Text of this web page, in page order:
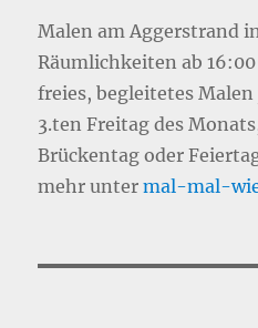
Malen am Aggerstrand
Räumlichkeiten ab 16:00
freies, begleitetes
3.ten Freitag des
Brückentag oder
mehr untermal-mal-